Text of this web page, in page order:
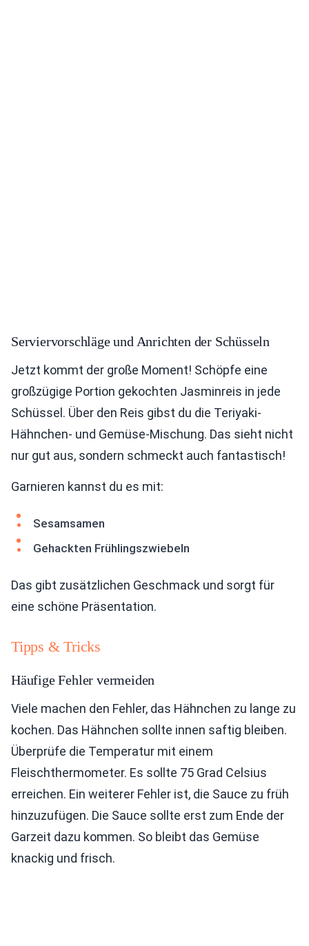
Serviervorschläge und Anrichten der Schüsseln
Jetzt kommt der große Moment! Schöpfe eine
großzügige Portion gekochten Jasminreis in jede
Schüssel. Über den Reis gibst du die Teriyaki-
Hähnchen- und Gemüse-Mischung. Das sieht nicht
nur gut aus, sondern schmeckt auch fantastisch!
Garnieren kannst du es mit:
Sesamsamen
Gehackten Frühlingszwiebeln
Das gibt zusätzlichen Geschmack und sorgt für
eine schöne Präsentation.
Tipps & Tricks
Häufige Fehler vermeiden
Viele machen den Fehler, das Hähnchen zu lange zu
kochen. Das Hähnchen sollte innen saftig bleiben.
Überprüfe die Temperatur mit einem
Fleischthermometer. Es sollte 75 Grad Celsius
erreichen. Ein weiterer Fehler ist, die Sauce zu früh
hinzuzufügen. Die Sauce sollte erst zum Ende der
Garzeit dazu kommen. So bleibt das Gemüse
knackig und frisch.